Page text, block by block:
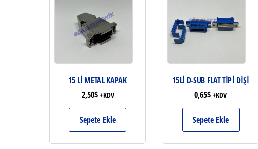
15 Lİ METAL KAPAK
2,50$ +KDV
Sepete Ekle
15Lİ D-SUB FLAT TİPİ DİŞİ
0,65$ +KDV
Sepete Ekle